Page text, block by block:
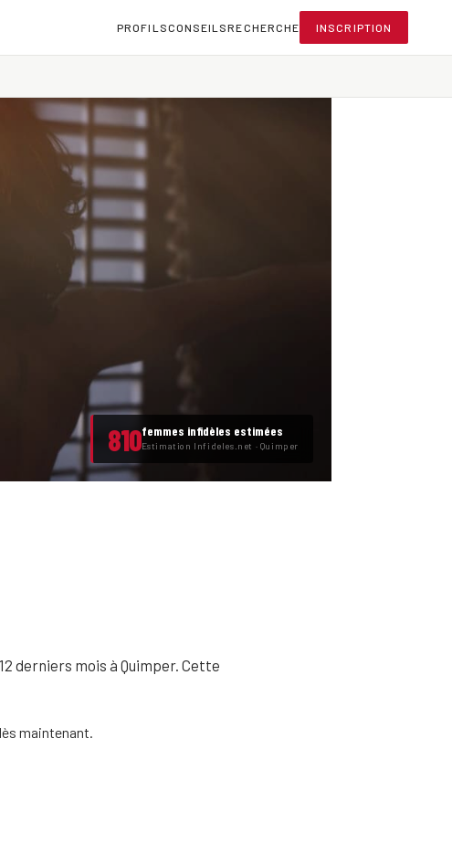
PROFILSCONSEILSRECHERCHE INSCRIPTION
810femmes infidèles estimées
Estimation Infideles.net · Quimper
derniers mois à Quimper. Cette
maintenant.